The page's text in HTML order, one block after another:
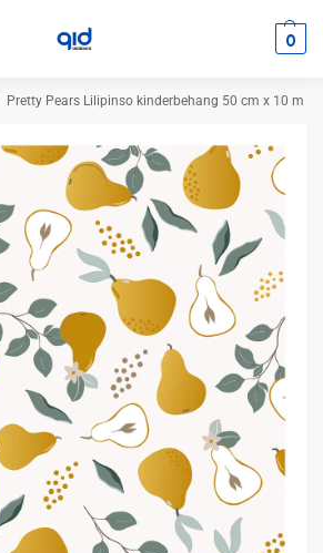
0
Pretty Pears Lilipinso kinderbehang 50 cm x 10 m